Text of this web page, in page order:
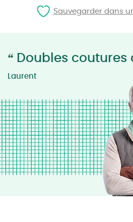
“ Doubles coutures
Laurent
Sauvegarder dans